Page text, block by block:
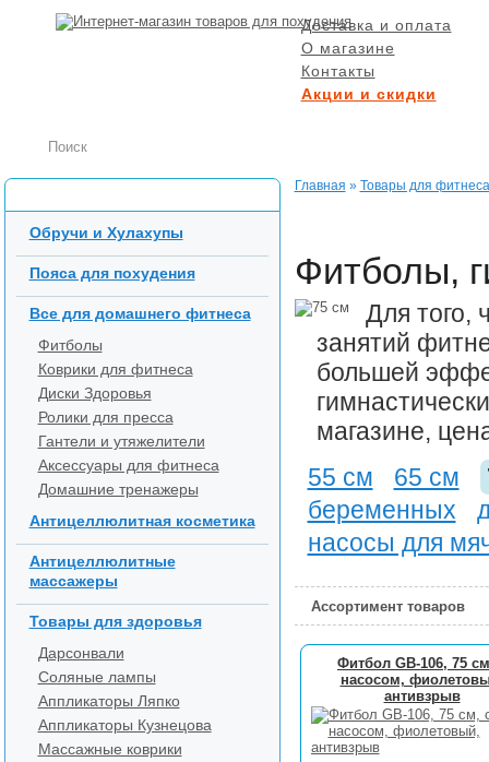
Доставка и оплата
О магазине
Контакты
Акции и скидки
Главная » Товары для фитнеса
Фитболы,
Для того,
занятий
большей
магазине,
55 см
65 см
беременных
насосы для
Ассортимент товаров
Фитбол GB-106, 75
насосом,
антивзрыв
Обручи и Хулахупы
Пояса для похудения
Все для домашнего фитнеса
Фитболы
Коврики для фитнеса
Диски Здоровья
Ролики для пресса
Гантели и утяжелители
Аксессуары для фитнеса
Домашние тренажеры
Антицеллюлитная косметика
Антицеллюлитные
массажеры
Товары для здоровья
Дарсонвали
Соляные лампы
Аппликаторы Ляпко
Аппликаторы Кузнецова
Массажные коврики